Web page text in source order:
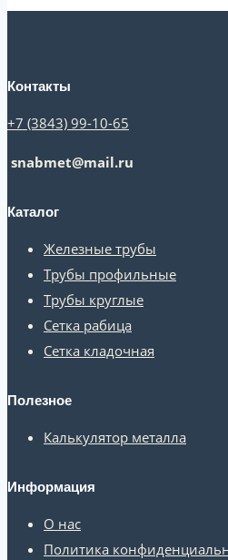
Контакты
+7 (3843) 99-10-65
snabmet@mail.ru
Каталог
Железные трубы
Трубы профильные
Трубы круглые
Сетка рабица
Сетка кладочная
Полезное
Калькулятор металла
Информация
О нас
Политика